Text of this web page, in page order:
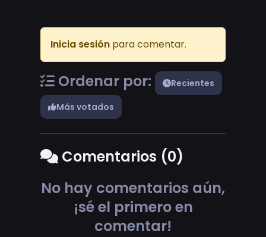
Inicia sesión para comentar.
Ordenar por:
Recientes
Más votados
Comentarios (0)
No hay comentarios aún,
¡sé el primero en
comentar!